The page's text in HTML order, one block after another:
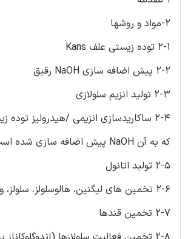
2-مواد و روشها
2-1 توده زیستی علف Kans
2-2 پیش اضافه سازی NaOH رقیق
2-3 تولید انزیم سلولازی
که به آن NaOH پیش اضافه سازی شده است
2-5 تولید اتانول
2-6 تخمین های لیگنین، هالوسلولز، سلولز، و همی سلولز
2-7 تخمین قندها